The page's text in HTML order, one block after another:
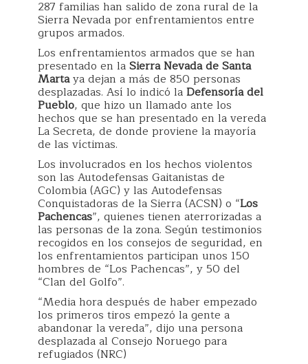
287 familias han salido de zona rural de la
Sierra Nevada por enfrentamientos entre
grupos armados.
Los enfrentamientos armados que se han
presentado en laSierra Nevada de Santa
Martaya dejan a más de 850 personas
desplazadas. Así lo indicó laDefensoría del
Pueblo, que hizo un llamado ante los
hechos que se han presentado en la vereda
La Secreta, de donde proviene la mayoría
de las víctimas.
Los involucrados en los hechos violentos
son las Autodefensas Gaitanistas de
Colombia (AGC) y las Autodefensas
Conquistadoras de la Sierra (ACSN) o “Los
Pachencas”, quienes tienen aterrorizadas a
las personas de la zona. Según testimonios
recogidos en los consejos de seguridad, en
los enfrentamientos participan unos 150
hombres de “Los Pachencas”, y 50 del
“Clan del Golfo”.
“Media hora después de haber empezado
los primeros tiros empezó la gente a
abandonar la vereda”, dijo una persona
desplazada al Consejo Noruego para
refugiados (NRC)